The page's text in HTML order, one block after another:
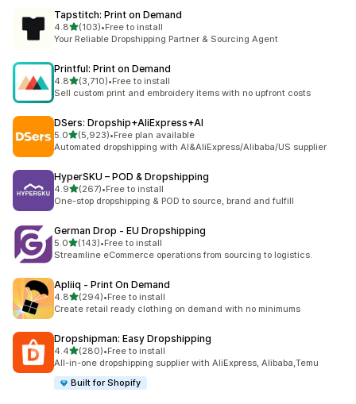
Tapstitch: Print on Demand
4.8별 5개 중
(103)
총 리뷰 103개
•Free to install
Your Reliable Dropshipping Partner & Sourcing Agent
Printful: Print on Demand
4.8별 5개 중
(3,710)
총 리뷰 3710개
•Free to install
Sell custom print and embroidery items with no upfront costs
DSers: Dropship+AliExpress+AI
5.0별 5개 중
(5,923)
총 리뷰 5923개
•Free plan available
Automated dropshipping with AI&AliExpress/Alibaba/US supplier
HyperSKU – POD & Dropshipping
4.9별 5개 중
(267)
총 리뷰 267개
•Free to install
One-stop dropshipping & POD to source, brand and fulfill
German Drop ‑ EU Dropshipping
5.0별 5개 중
(143)
총 리뷰 143개
•Free to install
Streamline eCommerce operations from sourcing to logistics.
Apliiq ‑ Print On Demand
4.8별 5개 중
(294)
총 리뷰 294개
•Free to install
Create retail ready clothing on demand with no minimums
Dropshipman: Easy Dropshipping
4.4별 5개 중
(280)
총 리뷰 280개
•Free to install
All-in-one dropshipping supplier with AliExpress, Alibaba,Temu
Built for Shopify